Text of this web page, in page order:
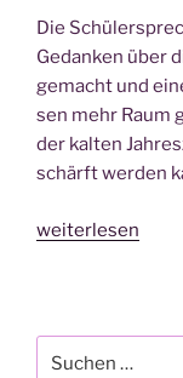
Die
Gedan­ken über
gemacht und
sen mehr Raum
der kal­ten
schärft wer­den
„NEWS
Neue
weiterlesen